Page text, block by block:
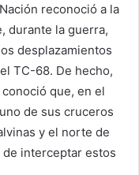
reconoció a la
durante la guerra,
desplazamientos
TC-68. De hecho,
que, en el
de sus cruceros
y el norte de
interceptar estos